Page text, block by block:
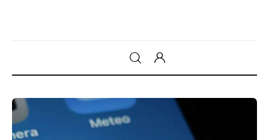
Tecnologia